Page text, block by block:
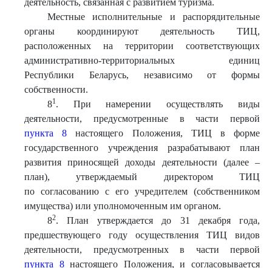
деятельность, связанная с развитием туризма.
Местные исполнительные и распорядительные
органы координируют деятельность ТИЦ,
расположенных на территории соответствующих
административно-территориальных единиц
Республики Беларусь, независимо от формы
собственности.
81. При намерении осуществлять виды
деятельности, предусмотренные в части первой
пункта 8 настоящего Положения, ТИЦ в форме
государственного учреждения разрабатывают план
развития приносящей доходы деятельности (далее –
план), утверждаемый директором ТИЦ
по согласованию с его учредителем (собственником
имущества) или уполномоченным им органом.
82. План утверждается до 31 декабря года,
предшествующего году осуществления ТИЦ видов
деятельности, предусмотренных в части первой
пункта 8настоящего Положения, и согласовывается